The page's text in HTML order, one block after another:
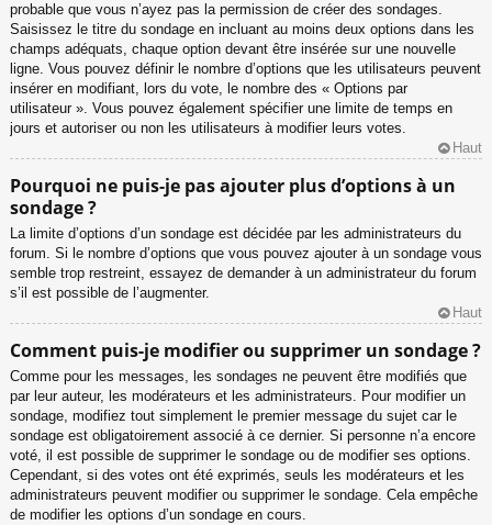
probable que vous n’ayez pas la permission de créer des sondages.
Saisissez le titre du sondage en incluant au moins deux options dans les
champs adéquats, chaque option devant être insérée sur une nouvelle
ligne. Vous pouvez définir le nombre d’options que les utilisateurs peuvent
insérer en modifiant, lors du vote, le nombre des « Options par
utilisateur ». Vous pouvez également spécifier une limite de temps en
jours et autoriser ou non les utilisateurs à modifier leurs votes.
Haut
Pourquoi ne puis-je pas ajouter plus d’options à un
sondage ?
La limite d’options d’un sondage est décidée par les administrateurs du
forum. Si le nombre d’options que vous pouvez ajouter à un sondage vous
semble trop restreint, essayez de demander à un administrateur du forum
s’il est possible de l’augmenter.
Haut
Comment puis-je modifier ou supprimer un sondage ?
Comme pour les messages, les sondages ne peuvent être modifiés que
par leur auteur, les modérateurs et les administrateurs. Pour modifier un
sondage, modifiez tout simplement le premier message du sujet car le
sondage est obligatoirement associé à ce dernier. Si personne n’a encore
voté, il est possible de supprimer le sondage ou de modifier ses options.
Cependant, si des votes ont été exprimés, seuls les modérateurs et les
administrateurs peuvent modifier ou supprimer le sondage. Cela empêche
de modifier les options d’un sondage en cours.